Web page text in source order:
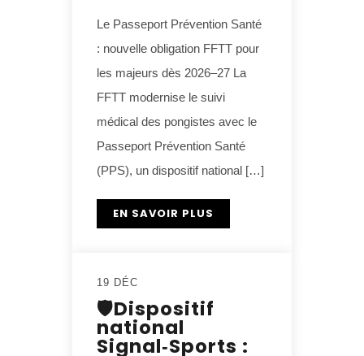
Le Passeport Prévention Santé
: nouvelle obligation FFTT pour
les majeurs dès 2026–27 La
FFTT modernise le suivi
médical des pongistes avec le
Passeport Prévention Santé
(PPS), un dispositif national […]
EN SAVOIR PLUS
19 DÉC
🛡️Dispositif
national
Signal‑Sports :